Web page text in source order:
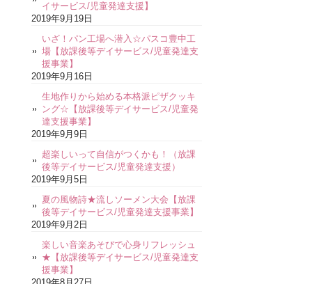
イサービス/児童発達支援】
2019年9月19日
いざ！パン工場へ潜入☆パスコ豊中工
場【放課後等デイサービス/児童発達支
援事業】
2019年9月16日
生地作りから始める本格派ピザクッキ
ング☆【放課後等デイサービス/児童発
達支援事業】
2019年9月9日
超楽しいって自信がつくかも！（放課
後等デイサービス/児童発達支援）
2019年9月5日
夏の風物詩★流しソーメン大会【放課
後等デイサービス/児童発達支援事業】
2019年9月2日
楽しい音楽あそびで心身リフレッシュ
★【放課後等デイサービス/児童発達支
援事業】